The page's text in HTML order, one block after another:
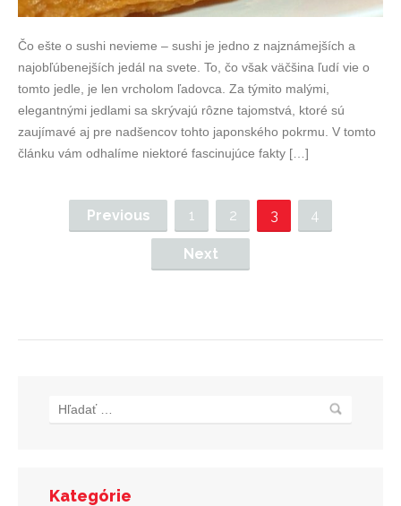
Čo ešte o sushi nevieme – sushi je jedno z najznámejších a
najobľúbenejších jedál na svete. To, čo však väčšina ľudí vie o
tomto jedle, je len vrcholom ľadovca. Za týmito malými,
elegantnými jedlami sa skrývajú rôzne tajomstvá, ktoré sú
zaujímavé aj pre nadšencov tohto japonského pokrmu. V tomto
článku vám odhalíme niektoré fascinujúce fakty […]
Previous 1 2 3 4
Next
Kategórie